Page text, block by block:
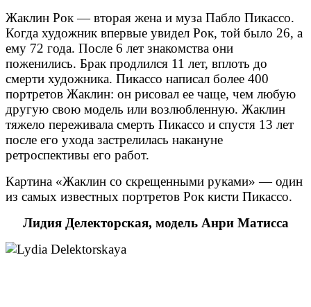
Жаклин Рок — вторая жена и муза Пабло Пикассо.
Когда художник впервые увидел Рок, той было 26, а
ему 72 года. После 6 лет знакомства они
поженились. Брак продлился 11 лет, вплоть до
смерти художника. Пикассо написал более 400
портретов Жаклин: он рисовал ее чаще, чем любую
другую свою модель или возлюбленную. Жаклин
тяжело переживала смерть Пикассо и спустя 13 лет
после его ухода застрелилась накануне
ретроспективы его работ.
Картина «Жаклин со скрещенными руками» — один
из самых известных портретов Рок кисти Пикассо.
Лидия Делекторская, модель Анри Матисса